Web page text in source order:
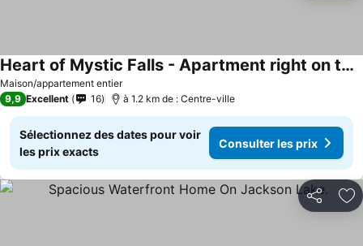
Maison/appartement entier
Heart of Mystic Falls - Apartment right on the square
Consulter les prix
9,9 Excellent 16 à 1.2 km de : Centre-ville
Sélectionnez des dates pour voir
les prix exacts
Consulter les prix
Partager